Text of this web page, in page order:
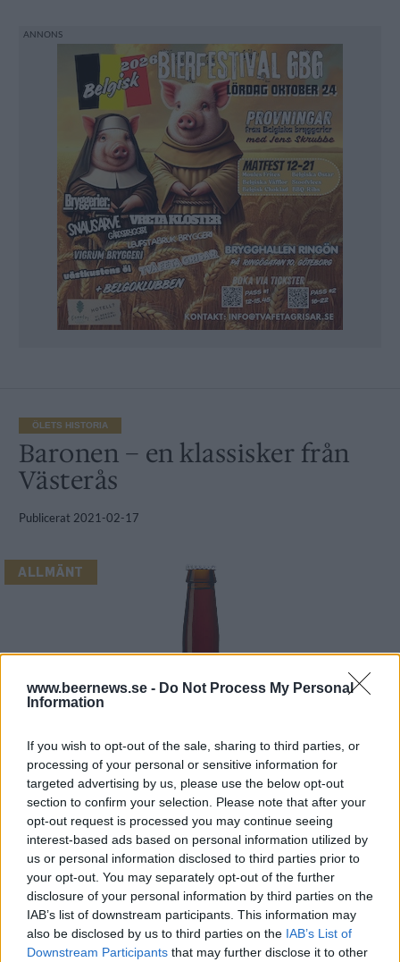
www.beernews.se - Do Not Process My Personal
Information
If you wish to opt-out of the sale, sharing to third parties, or
processing of your personal or sensitive information for
targeted advertising by us, please use the below opt-out
section to confirm your selection. Please note that after your
opt-out request is processed you may continue seeing
interest-based ads based on personal information utilized by
us or personal information disclosed to third parties prior to
your opt-out. You may separately opt-out of the further
disclosure of your personal information by third parties on the
IAB’s list of downstream participants. This information may
also be disclosed by us to third parties on the IAB’s List of
Downstream Participants that may further disclose it to other
ÖLETS HISTORIA
Baronen – en klassisker från
Västerås
Publicerat 2021-02-17
ALLMÄNT
Baronen från Hantverksbryggeriet i Västerås.
Hantverksbryggeriet firar jubileum i december
varje år genom att brygga sitt barley wine
Baronen. 2004 var första året den bryggdes och